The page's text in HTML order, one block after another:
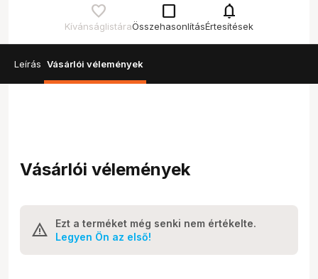
Kívánságlistára
check_box_outline_blank
Összehasonlítás
notifications
Értesítések
Leírás Vásárlói vélemények
Vásárlói vélemények
Ezt a terméket még senki nem értékelte.
Legyen Ön az első!